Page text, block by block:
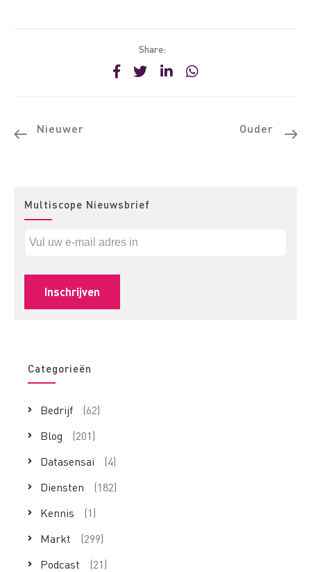
Share:
Nieuwer Ouder
Multiscope Nieuwsbrief
Categorieën
Bedrijf
(62)
Blog
(201)
Datasensai
(4)
Diensten
(182)
Kennis
(1)
Markt
(299)
Podcast
(21)